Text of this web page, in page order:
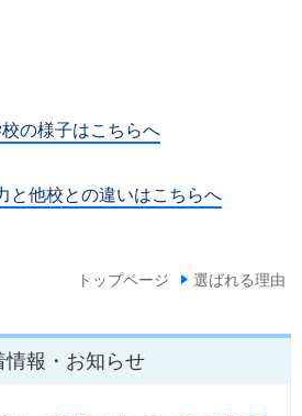
の様子はこちらへ
と他校との違いはこちらへ
トップページ 選ばれる理由
情報・お知らせ